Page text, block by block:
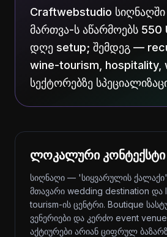
Craftwebstudio
მართვა-ს აწარმოებს 550
დღე setup; შემდეგ —
wine-tourism, hospitality,
სექტორებზე
ლოკალური კონტექსტი
სიღნაღი — 'სიყვარულის
მთავარი wedding destination და
tourism-ის ცენტრი. Boutique
ვენერიები და კერძო event
აქტიურები არიან ციფრულ